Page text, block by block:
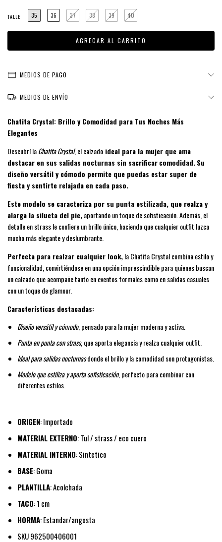
TALLE 35 36 37 38 39 40
MEDIOS DE PAGO
MEDIOS DE ENVÍO
Chatita Crystal: Brillo y Comodidad para Tus Noches Más
Elegantes
Descubrí laChatita Crystal, el calzado ideal para la mujer que ama
destacar en sus salidas nocturnas sin sacrificarcomodidad.Su
diseño versátil y cómodo permite que puedas estar super de
fiesta y sentirte relajada en cada paso.
Este modelo se caracteriza por su punta estilizada, que realza y
alarga la silueta del pie,aportando un toque de sofisticación. Además, el
detalle en strass le confiere un brillo único, haciendo que cualquier outfit luzca
mucho más elegante y deslumbrante.
Perfecta para realzar cualquier look,la Chatita Crystal combina estilo y
funcionalidad, convirtiéndose en una opción imprescindible para quienes buscan
un calzado que acompañe tanto en eventos formales como en salidas casuales
con un toque de glamour.
Características destacadas:
Diseño versátil y cómodo, pensado para la mujer moderna y activa.
Punta en punta con strass, que aporta elegancia y realza cualquier outfit.
Ideal para salidas nocturnasdonde el brillo y la comodidad son protagonistas.
Modelo que estiliza y aporta sofisticación, perfecto para combinar con
diferentes estilos.
ORIGEN: Importado
MATERIAL EXTERNO: Tul / strass / eco cuero
MATERIAL INTERNO: Sintetico
BASE: Goma
PLANTILLA: Acolchada
TACO: 1 cm
HORMA: Estandar/angosta
SKU 962500406001